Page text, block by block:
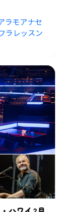
ラモアナセ
ラレッスン